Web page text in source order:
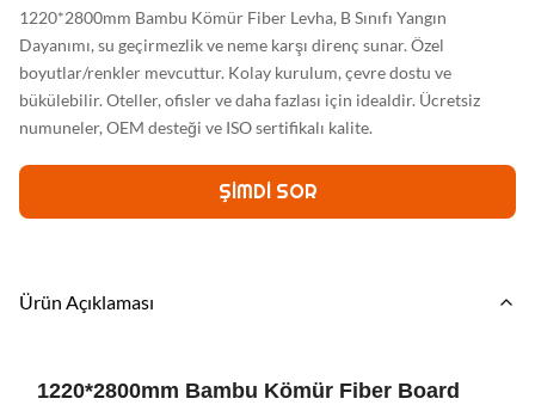
1220*2800mm Bambu Kömür Fiber Levha, B Sınıfı Yangın
Dayanımı, su geçirmezlik ve neme karşı direnç sunar. Özel
boyutlar/renkler mevcuttur. Kolay kurulum, çevre dostu ve
bükülebilir. Oteller, ofisler ve daha fazlası için idealdir. Ücretsiz
numuneler, OEM desteği ve ISO sertifikalı kalite.
ŞIMDI SOR
Ürün Açıklaması
1220*2800mm Bambu Kömür Fiber Board